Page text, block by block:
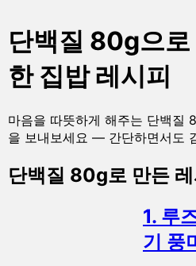
단백질 80g으
한 집밥 레시피
마음을 따뜻하게 해주는 단백질
을 보내보세요 — 간단하면서도
단백질 80g로 만든 레
1. 루
기 풍미